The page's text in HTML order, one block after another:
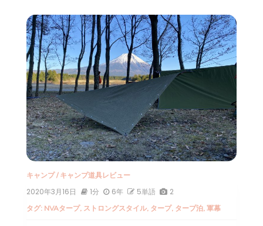
キャンプ/ キャンプ道具レビュー
2020年3月16日 1分 6年 5単語 2
タグ: NVAタープ, ストロングスタイル, タープ, タープ泊, 軍幕